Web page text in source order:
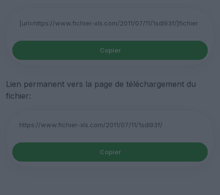
Copier
Lien permanent vers la page de téléchargement du
fichier:
Copier